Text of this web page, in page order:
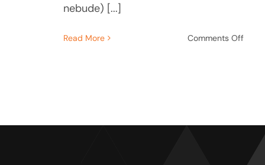
nebude) [...]
Read More Comments Offon
nikdy